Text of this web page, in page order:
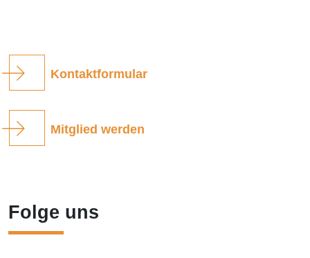
Kontaktformular
Mitglied werden
Folge uns